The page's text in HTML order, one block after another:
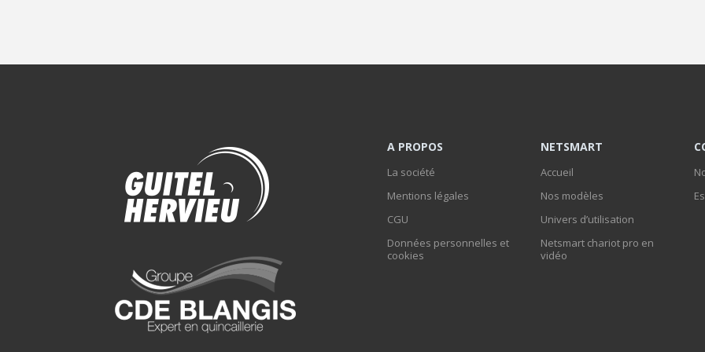
A PROPOS
La société
Mentions légales
CGU
Données personnelles et
cookies
NETSMART
Accueil
Nos modèles
Univers d’utilisation
Netsmart chariot pro en
vidéo